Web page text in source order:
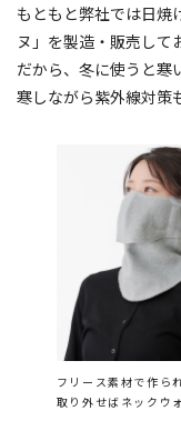
もともと弊社では日焼
ヌ」を製造・販売して
だから、冬に使うと寒
寒しながら紫外線対策
フリース素材で作ら
取り外せばネックウ